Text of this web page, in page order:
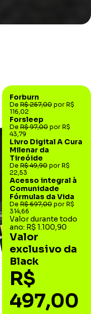
Forburn
DeR$ 257,00por R$
116,02
Forsleep
DeR$ 97,00por R$
43,79
Livro Digital A Cura
Milenar da
Tireóide
DeR$ 49,90por R$
22,53
Acesso integral à
Comunidade
Fórmulas da Vida
DeR$ 697,00por R$
314,66
Valor durante todo
ano: R$ 1.100,90
Valor
exclusivo da
Black
R$
497,00